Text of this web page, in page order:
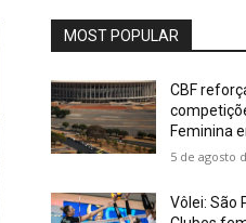
MOST POPULAR
CBF
Feminina
5 de agosto
Vôlei: São